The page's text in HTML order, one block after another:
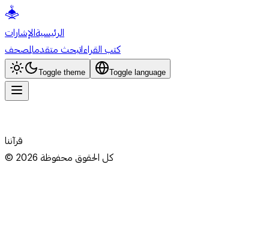
الرئيسيةالإشارات
كتب القراءاتبحث متقدمالمصحف
Toggle theme Toggle language
قرآننا
© 2026كل الحقوق محفوظة